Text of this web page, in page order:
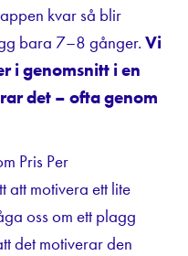
kvar så blir
bara 7–8 gånger.Vi
i genomsnitt i en
det – ofta genom
Pris Per
att motivera ett lite
oss om ett plagg
det motiverar den